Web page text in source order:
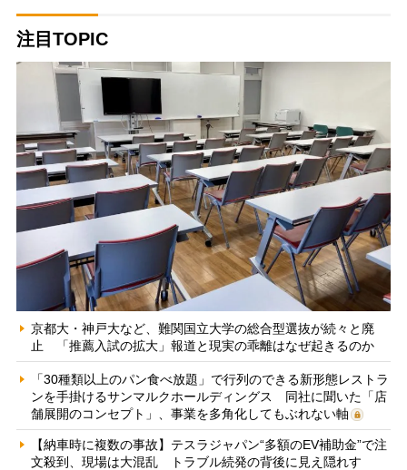
注目TOPIC
京都大・神戸大など、難関国立大学の総合型選抜が続々と廃
止 「推薦入試の拡大」報道と現実の乖離はなぜ起きるのか
「30種類以上のパン食べ放題」で行列のできる新形態レストラ
ンを手掛けるサンマルクホールディングス 同社に聞いた「店
舗展開のコンセプト」、事業を多角化してもぶれない軸
【納車時に複数の事故】テスラジャパン“多額のEV補助金”で注
文殺到、現場は大混乱 トラブル続発の背後に見え隠れす